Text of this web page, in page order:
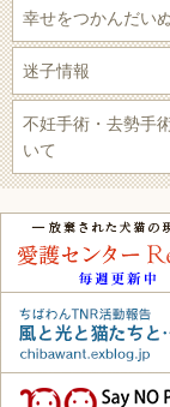
幸せをつかんだい
迷子情報
不妊手術・去勢手
いて